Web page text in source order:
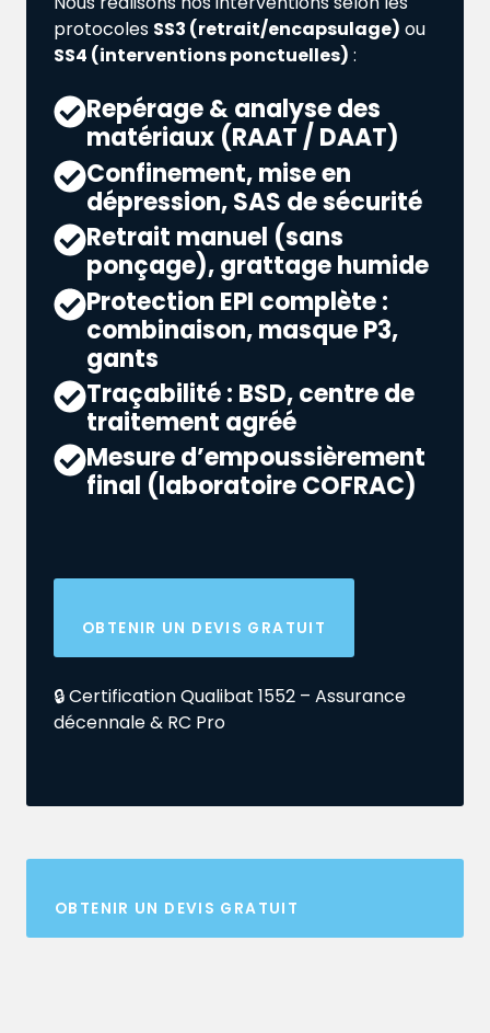
protocoles SS3 (retrait/encapsulage) ou
SS4 (interventions ponctuelles) :
Repérage & analyse des
matériaux (RAAT / DAAT)
Confinement, mise en
dépression, SAS de sécurité
Retrait manuel (sans
ponçage), grattage humide
Protection EPI complète :
combinaison, masque P3,
gants
Traçabilité : BSD, centre de
traitement agréé
Mesure d’empoussièrement
final (laboratoire COFRAC)
OBTENIR UN DEVIS GRATUIT
🔒 Certification Qualibat 1552 – Assurance
décennale & RC Pro
OBTENIR UN DEVIS GRATUIT